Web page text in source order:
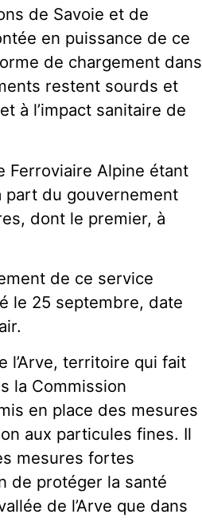
de Savoie et de
en puissance de ce
de chargement dans
restent sourds et
à l’impact sanitaire de
Ferroviaire Alpine étant
part du gouvernement
dont le premier, à
de ce service
le 25 septembre, date
l’Arve, territoire qui fait
la Commission
en place des mesures
aux particules fines. Il
mesures fortes
de protéger la santé
de l’Arve que dans